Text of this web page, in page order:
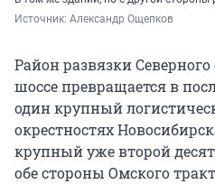
Источник: Александр Ощепков
Район развязки
шоссе превращается в
один крупный
окрестностях
крупный уже второй
обе стороны Омского